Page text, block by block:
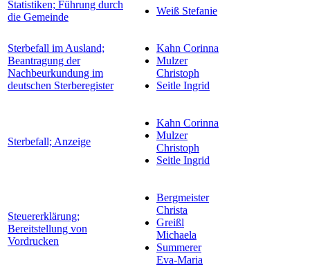
Statistiken; Führung durch
die Gemeinde
Weiß Stefanie
Sterbefall im Ausland;
Beantragung der
Nachbeurkundung im
deutschen Sterberegister
Kahn Corinna
Mulzer
Christoph
Seitle Ingrid
Sterbefall; Anzeige
Kahn Corinna
Mulzer
Christoph
Seitle Ingrid
Steuererklärung;
Bereitstellung von
Vordrucken
Bergmeister
Christa
Greißl
Michaela
Summerer
Eva-Maria